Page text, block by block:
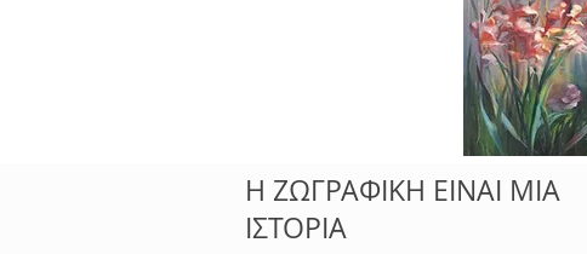
H ΖΩΓΡΑΦΙΚΗ ΕΙΝΑΙ ΜΙΑ
ΙΣΤΟΡΙΑ